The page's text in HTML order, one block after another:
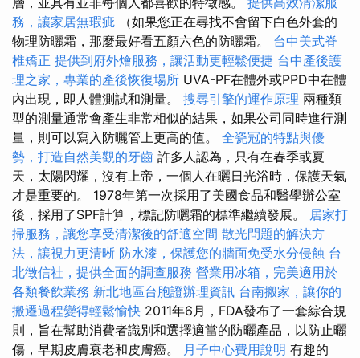
務，讓家居無瑕疵 （如果您正在尋找不會留下白色外套的
物理防曬霜，那麼最好看五顏六色的防曬霜。 台中美式脊
椎矯正 提供到府外燴服務，讓活動更輕鬆便捷 台中產後護
理之家，專業的產後恢復場所 UVA-PF在體外或PPD中在體
內出現，即​​人體測試和測量。 搜尋引擎的運作原理 兩種類
型的測量通常會產生非常相似的結果，如果公司同時進行測
量，則可以寫入防曬管上更高的值。 全瓷冠的特點與優
勢，打造自然美觀的牙齒 許多人認為，只有在春季或夏
天，太陽閃耀，沒有上帝，一個人在曬日光浴時，保護天氣
才是重要的。 1978年第一次採用了美國食品和醫學辦公室
後，採用了SPF計算，標記防曬霜的標準繼續發展。 居家打
掃服務，讓您享受清潔後的舒適空間 散光問題的解決方
法，讓視力更清晰 防水漆，保護您的牆面免受水分侵蝕 台
北徵信社，提供全面的調查服務 營業用冰箱，完美適用於
各類餐飲業務 新北地區台胞證辦理資訊 台南搬家，讓你的
搬遷過程變得輕鬆愉快 2011年6月，FDA發布了一套綜合規
則，旨在幫助消費者識別和選擇適當的防曬產品，以防止曬
傷，早期皮膚衰老和皮膚癌。 月子中心費用說明 有趣的